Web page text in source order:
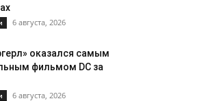
6 августа, 2026
оказался самым
фильмом DC за
6 августа, 2026